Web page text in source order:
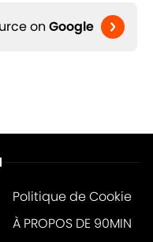
on Google
Politique de Cookie
À PROPOS DE 90MIN